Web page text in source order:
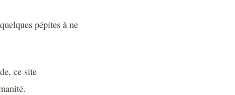
pépites à ne
ce site